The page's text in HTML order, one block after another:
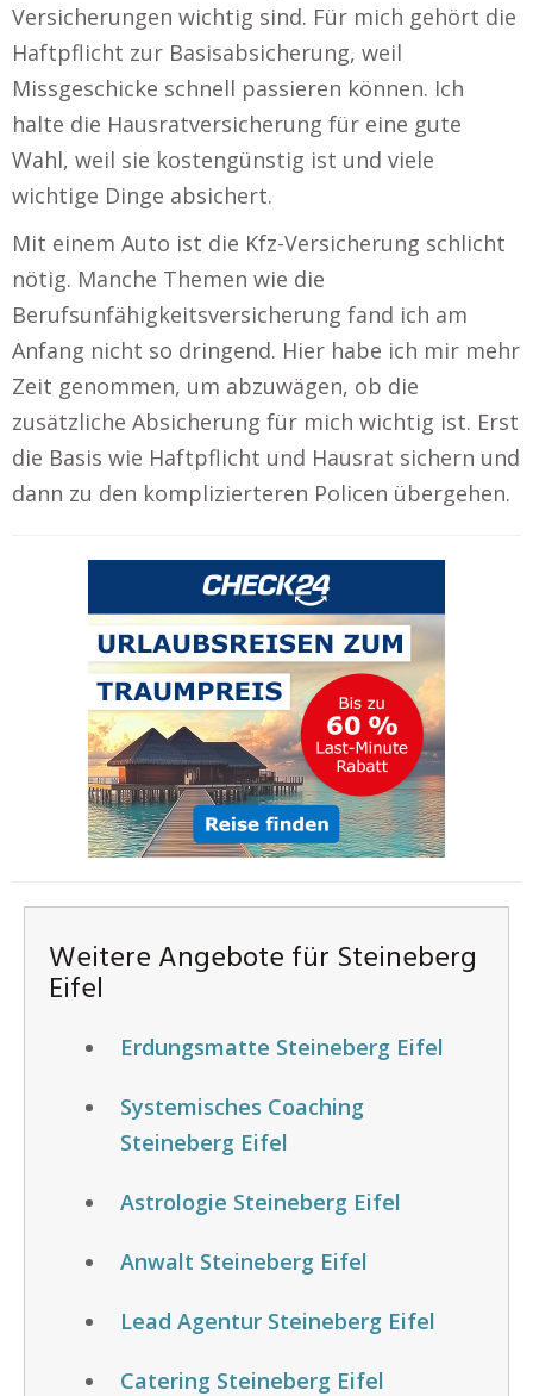
Versicherungen wichtig sind. Für mich gehört die
Haftpflicht zur Basisabsicherung, weil
Missgeschicke schnell passieren können. Ich
halte die Hausratversicherung für eine gute
Wahl, weil sie kostengünstig ist und viele
wichtige Dinge absichert.
Mit einem Auto ist die Kfz-Versicherung schlicht
nötig. Manche Themen wie die
Berufsunfähigkeitsversicherung fand ich am
Anfang nicht so dringend. Hier habe ich mir mehr
Zeit genommen, um abzuwägen, ob die
zusätzliche Absicherung für mich wichtig ist. Erst
die Basis wie Haftpflicht und Hausrat sichern und
dann zu den komplizierteren Policen übergehen.
Weitere Angebote für Steineberg
Eifel
Erdungsmatte Steineberg Eifel
Systemisches Coaching
Steineberg Eifel
Astrologie Steineberg Eifel
Anwalt Steineberg Eifel
Lead Agentur Steineberg Eifel
Catering Steineberg Eifel